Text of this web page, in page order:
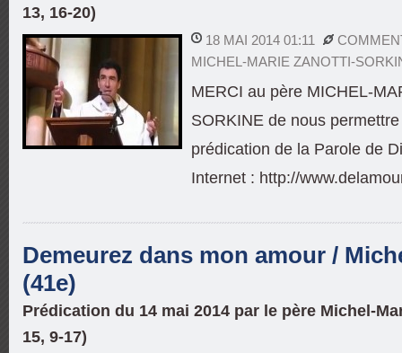
13, 16-20)
18 MAI 2014 01:11
MICHEL-MARIE ZANOTTI-
MERCI au père MICHEL-
SORKINE de nous
prédication de la Parole de
Internet : http://
Demeurez dans mon amour /
(41e)
Prédication du 14 mai 2014 par le père Michel-
15, 9-17)